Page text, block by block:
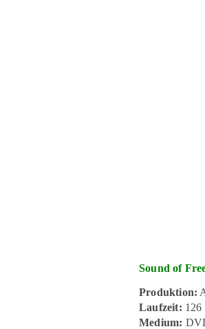
Sound of
Produktion:
Laufzeit:
Medium: